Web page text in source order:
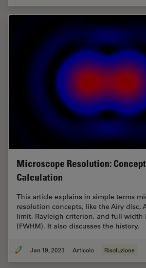
Microscope Resolution:
Calculation
This article explains in simple terms
resolution concepts, like the Airy disc,
limit, Rayleigh criterion, and full width
(FWHM). It also discusses the history.
Jan 19, 2023 Articolo Risoluzione